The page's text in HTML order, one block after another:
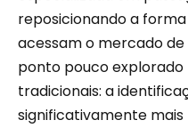
reposicionando a
acessam o mercado
ponto pouco
tradicionais: a
significativamente